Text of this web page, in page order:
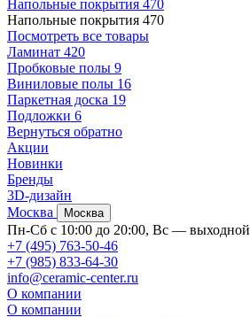
Напольные покрытия 470
Напольные покрытия 470
Посмотреть все товары
Ламинат 420
Пробковые полы 9
Виниловые полы 16
Паркетная доска 19
Подложки 6
Вернуться обратно
Акции
Новинки
Бренды
3D-дизайн
Москва
Москва
Пн-Сб с 10:00 до 20:00, Вс — выходной
+7 (495) 763-50-46
+7 (985) 833-64-30
info@ceramic-center.ru
О компании
О компании